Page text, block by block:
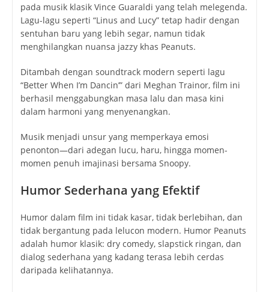
pada musik klasik Vince Guaraldi yang telah melegenda.
Lagu-lagu seperti “Linus and Lucy” tetap hadir dengan
sentuhan baru yang lebih segar, namun tidak
menghilangkan nuansa jazzy khas Peanuts.
Ditambah dengan soundtrack modern seperti lagu
“Better When I’m Dancin’” dari Meghan Trainor, film ini
berhasil menggabungkan masa lalu dan masa kini
dalam harmoni yang menyenangkan.
Musik menjadi unsur yang memperkaya emosi
penonton—dari adegan lucu, haru, hingga momen-
momen penuh imajinasi bersama Snoopy.
Humor Sederhana yang Efektif
Humor dalam film ini tidak kasar, tidak berlebihan, dan
tidak bergantung pada lelucon modern. Humor Peanuts
adalah humor klasik: dry comedy, slapstick ringan, dan
dialog sederhana yang kadang terasa lebih cerdas
daripada kelihatannya.